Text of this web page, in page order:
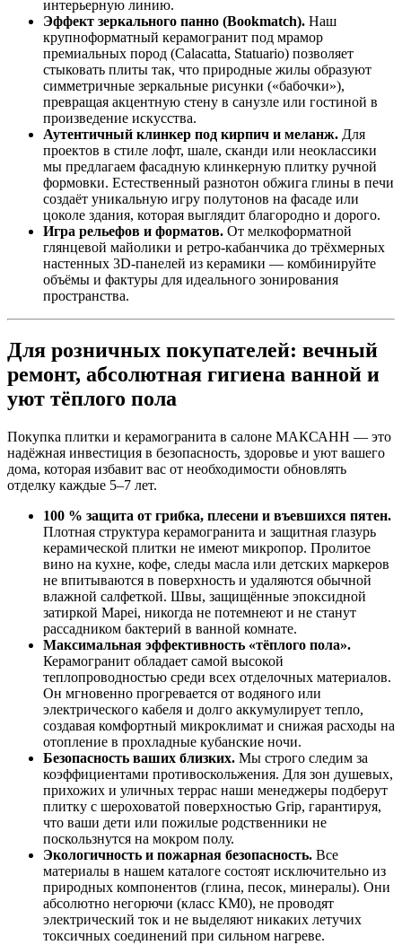
интерьерную линию.
Эффект зеркального панно (Bookmatch). Наш
крупноформатный керамогранит под мрамор
премиальных пород (Calacatta, Statuario) позволяет
стыковать плиты так, что природные жилы образуют
симметричные зеркальные рисунки («бабочки»),
превращая акцентную стену в санузле или гостиной в
произведение искусства.
Аутентичный клинкер под кирпич и меланж. Для
проектов в стиле лофт, шале, сканди или неоклассики
мы предлагаем фасадную клинкерную плитку ручной
формовки. Естественный разнотон обжига глины в печи
создаёт уникальную игру полутонов на фасаде или
цоколе здания, которая выглядит благородно и дорого.
Игра рельефов и форматов. От мелкоформатной
глянцевой майолики и ретро‑кабанчика до трёхмерных
настенных 3D‑панелей из керамики — комбинируйте
объёмы и фактуры для идеального зонирования
пространства.
Для розничных покупателей: вечный
ремонт, абсолютная гигиена ванной и
уют тёплого пола
Покупка плитки и керамогранита в салоне МАКСАНН — это
надёжная инвестиция в безопасность, здоровье и уют вашего
дома, которая избавит вас от необходимости обновлять
отделку каждые 5–7 лет.
100 % защита от грибка, плесени и въевшихся пятен.
Плотная структура керамогранита и защитная глазурь
керамической плитки не имеют микропор. Пролитое
вино на кухне, кофе, следы масла или детских маркеров
не впитываются в поверхность и удаляются обычной
влажной салфеткой. Швы, защищённые эпоксидной
затиркой Mapei, никогда не потемнеют и не станут
рассадником бактерий в ванной комнате.
Максимальная эффективность «тёплого пола».
Керамогранит обладает самой высокой
теплопроводностью среди всех отделочных материалов.
Он мгновенно прогревается от водяного или
электрического кабеля и долго аккумулирует тепло,
создавая комфортный микроклимат и снижая расходы на
отопление в прохладные кубанские ночи.
Безопасность ваших близких. Мы строго следим за
коэффициентами противоскольжения. Для зон душевых,
прихожих и уличных террас наши менеджеры подберут
плитку с шероховатой поверхностью Grip, гарантируя,
что ваши дети или пожилые родственники не
поскользнутся на мокром полу.
Экологичность и пожарная безопасность. Все
материалы в нашем каталоге состоят исключительно из
природных компонентов (глина, песок, минералы). Они
абсолютно негорючи (класс КМ0), не проводят
электрический ток и не выделяют никаких летучих
токсичных соединений при сильном нагреве.